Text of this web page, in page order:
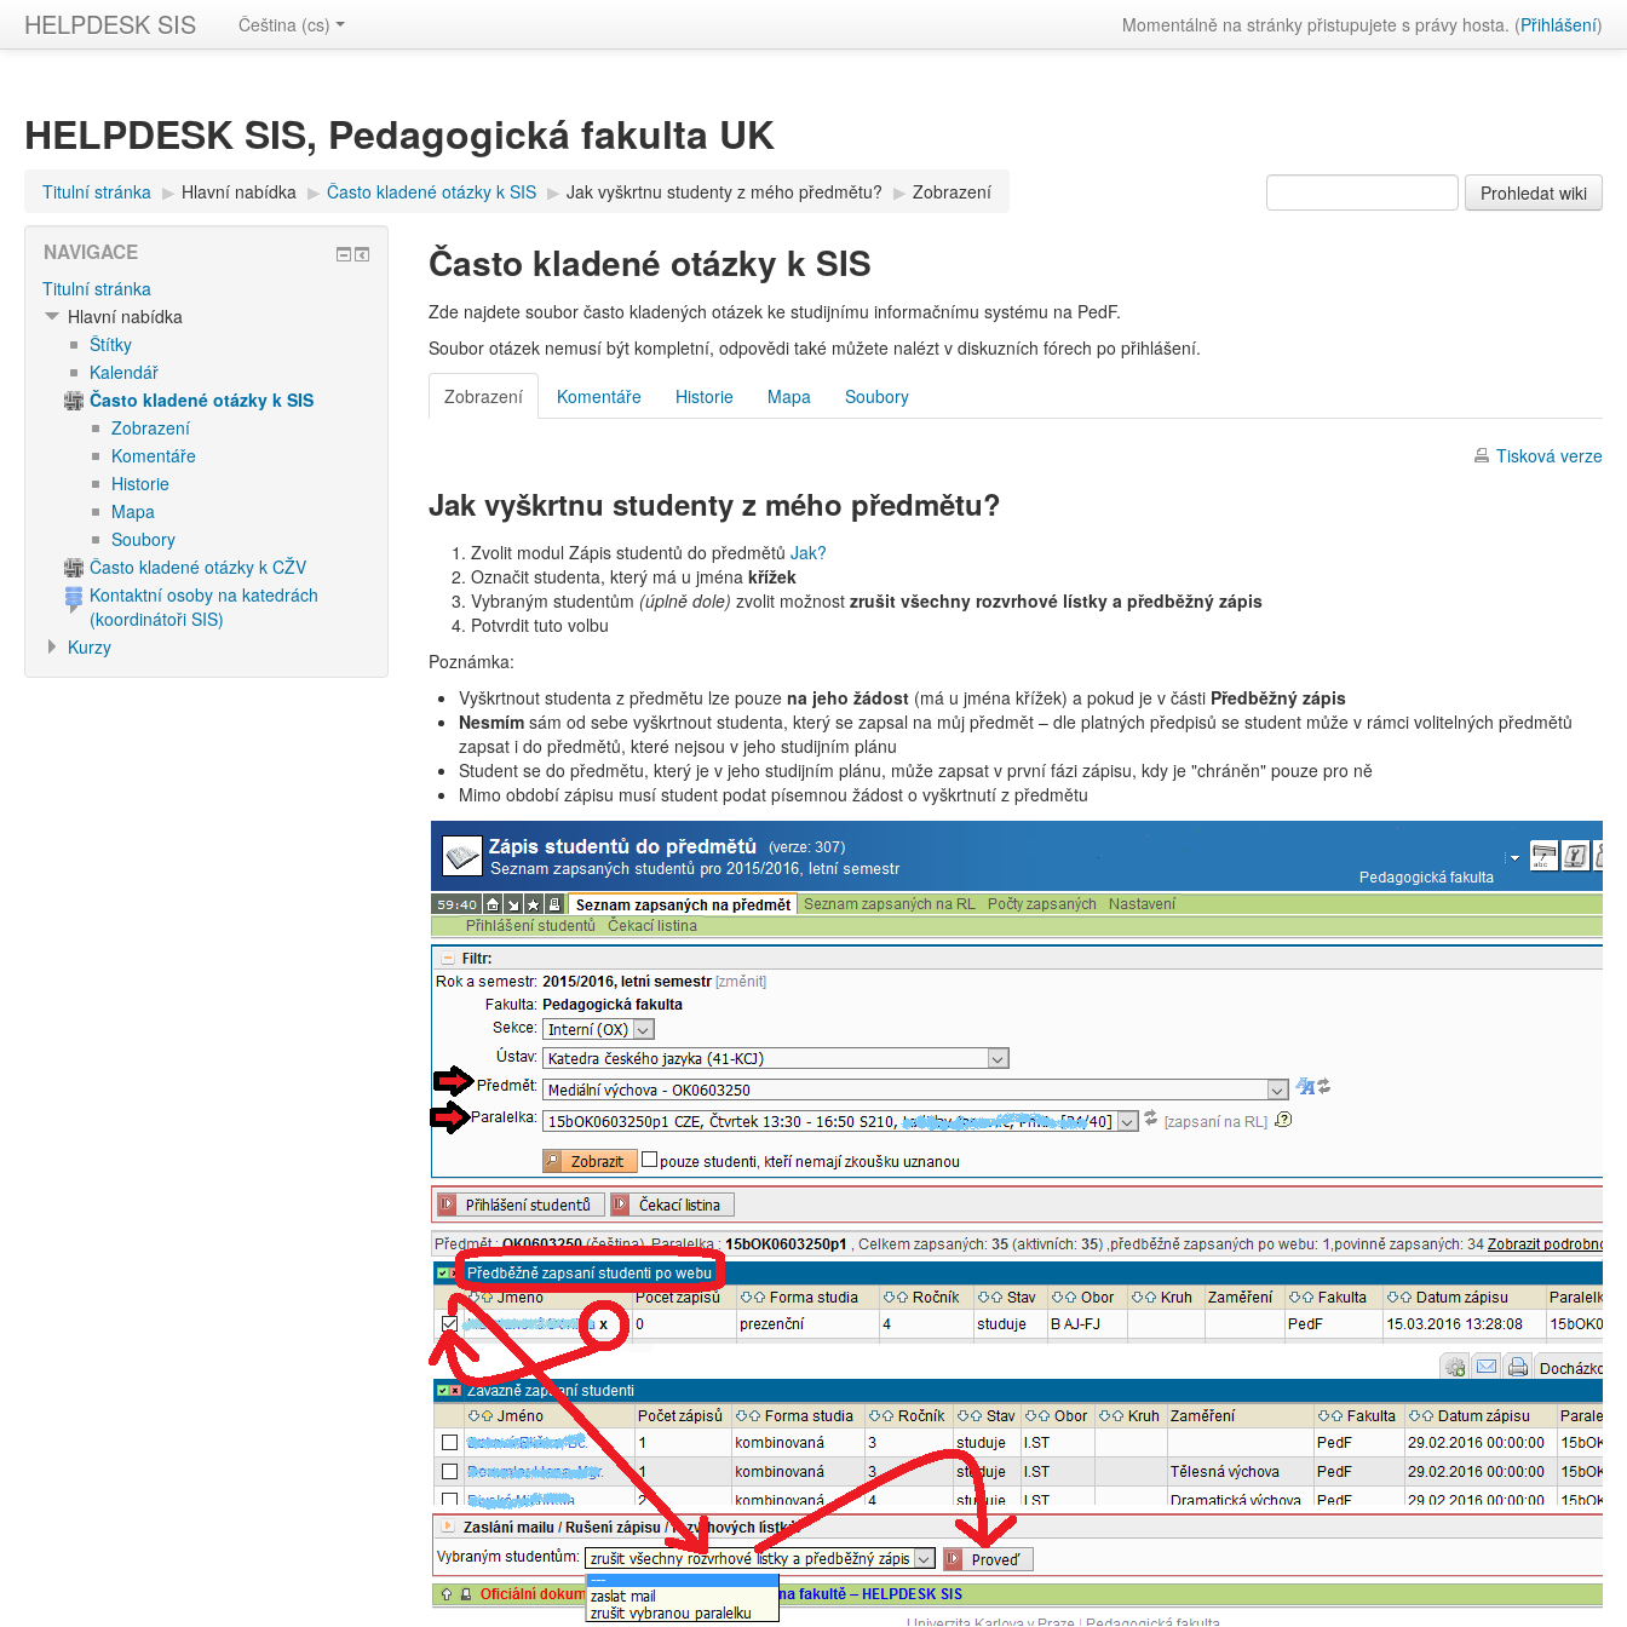
HELPDESK SIS Momentálně na stránky přistupujete s právy hosta. (Přihlášení)
Čeština ‎(cs)‎
HELPDESK SIS, Pedagogická fakulta UK
Titulní stránka ▶︎ Hlavní nabídka ▶︎ Často kladené otázky k SIS ▶︎ Jak vyškrtnu studenty z mého předmětu? ▶︎ Zobrazení
Často kladené otázky k SIS
Zde najdete soubor často kladených otázek ke studijnímu informačnímu systému na PedF.
Soubor otázek nemusí být kompletní, odpovědi také můžete nalézt v diskuzních fórech po přihlášení.
Zobrazení
Komentáře Historie Mapa Soubory
Tisková verze
Jak vyškrtnu studenty z mého předmětu?
Zvolit modul Zápis studentů do předmětůJak?
Označit studenta, který má u jménakřížek
Vybraným studentům (úplně dole) zvolit možnostzrušit všechny rozvrhové lístky a předběžný zápis
Potvrdit tuto volbu
Poznámka:
Vyškrtnout studenta z předmětu lze pouzena jeho žádost (má u jména křížek) a pokud je v části Předběžný zápis
Nesmím sám od sebe vyškrtnout studenta, který se zapsal na můj předmět – dle platných předpisů se student může v rámci volitelných předmětů
zapsat i do předmětů, které nejsou v jeho studijním plánu
Student se do předmětu, který je v jeho studijním plánu, může zapsat v první fázi zápisu, kdy je "chráněn" pouze pro ně
Mimo období zápisu musí student podat písemnou žádost o vyškrtnutí z předmětu
NAVIGACE
Titulní stránka
Hlavní nabídka
Štítky
Kalendář
Často kladené otázky k SIS
Zobrazení
Komentáře
Historie
Mapa
Soubory
Často kladené otázky k CŽV
Kontaktní osoby na katedrách
(koordinátoři SIS)
Kurzy